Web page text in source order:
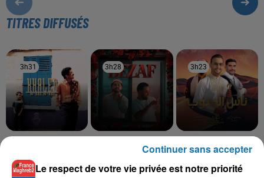
TITRES DIFFUSÉS
3h31
3h31
Version)
3h28
3h28
TAWSEN
Bezaf
3h23
3h23
Ness El Janoub
Le respect de votre vie privée est notre priorité
Continuer sans accepter